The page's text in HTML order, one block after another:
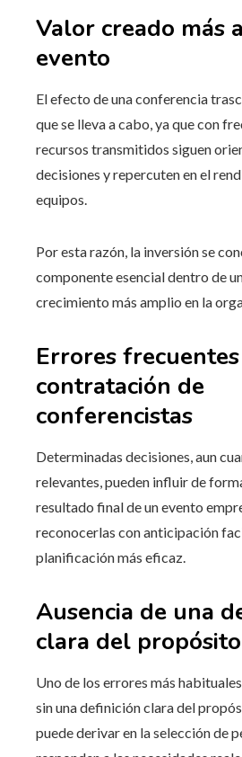
Valor creado más
evento
El efecto de una conferencia
que se lleva a cabo, ya que con
recursos transmitidos siguen
decisiones y repercuten en el
equipos.
Por esta razón, la inversión se
componente esencial dentro de
crecimiento más amplio en la
Errores
contratación de
conferencistas
Determinadas decisiones, aun
relevantes, pueden influir de
resultado final de un evento
reconocerlas con anticipación
planificación más eficaz.
Ausencia de una
clara del
Uno de los errores más
sin una definición clara del
puede derivar en la selección de